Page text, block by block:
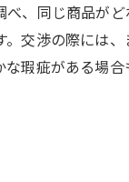
、同じ商品が
交渉の際には
瑕疵がある場